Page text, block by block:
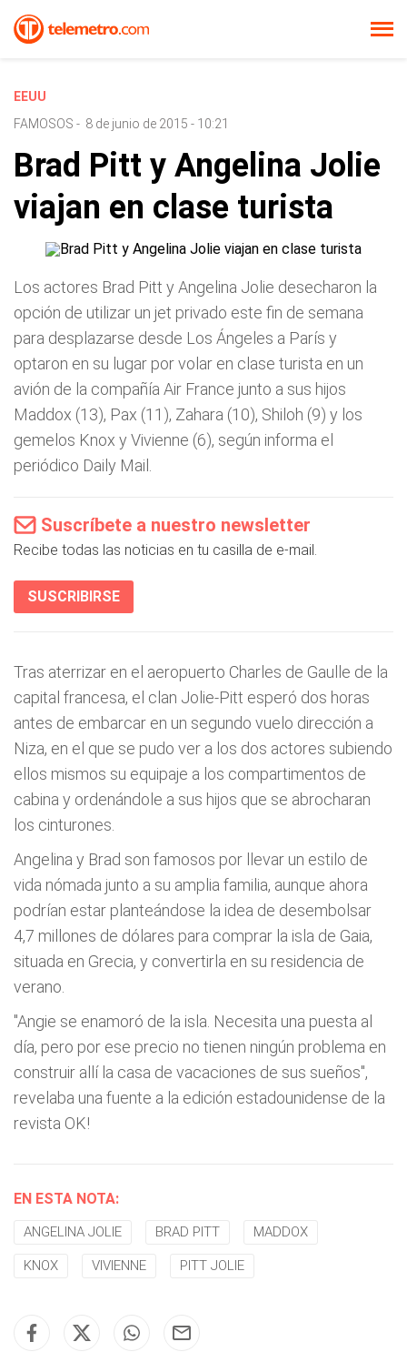
EEUU
FAMOSOS - 8 de junio de 2015 - 10:21
Brad Pitt y Angelina Jolie
viajan en clase turista
Los actores Brad Pitt y Angelina Jolie desecharon la
opción de utilizar un jet privado este fin de semana
para desplazarse desde Los Ángeles a París y
optaron en su lugar por volar en clase turista en un
avión de la compañía Air France junto a sus hijos
Maddox (13), Pax (11), Zahara (10), Shiloh (9) y los
gemelos Knox y Vivienne (6), según informa el
periódico Daily Mail.
Suscríbete a nuestro newsletter
Recibe todas las noticias en tu casilla de e-mail.
SUSCRIBIRSE
Tras aterrizar en el aeropuerto Charles de Gaulle de la
capital francesa, el clan Jolie-Pitt esperó dos horas
antes de embarcar en un segundo vuelo dirección a
Niza, en el que se pudo ver a los dos actores subiendo
ellos mismos su equipaje a los compartimentos de
cabina y ordenándole a sus hijos que se abrocharan
los cinturones.
Angelina y Brad son famosos por llevar un estilo de
vida nómada junto a su amplia familia, aunque ahora
podrían estar planteándose la idea de desembolsar
4,7 millones de dólares para comprar la isla de Gaia,
situada en Grecia, y convertirla en su residencia de
verano.
"Angie se enamoró de la isla. Necesita una puesta al
día, pero por ese precio no tienen ningún problema en
construir allí la casa de vacaciones de sus sueños",
revelaba una fuente a la edición estadounidense de la
revista OK!
EN ESTA NOTA:
ANGELINA JOLIE BRAD PITT MADDOX
KNOX VIVIENNE PITT JOLIE